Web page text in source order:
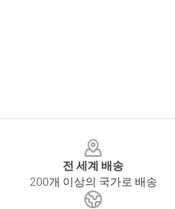
전 세계 배송
200개 이상의 국가로 배송